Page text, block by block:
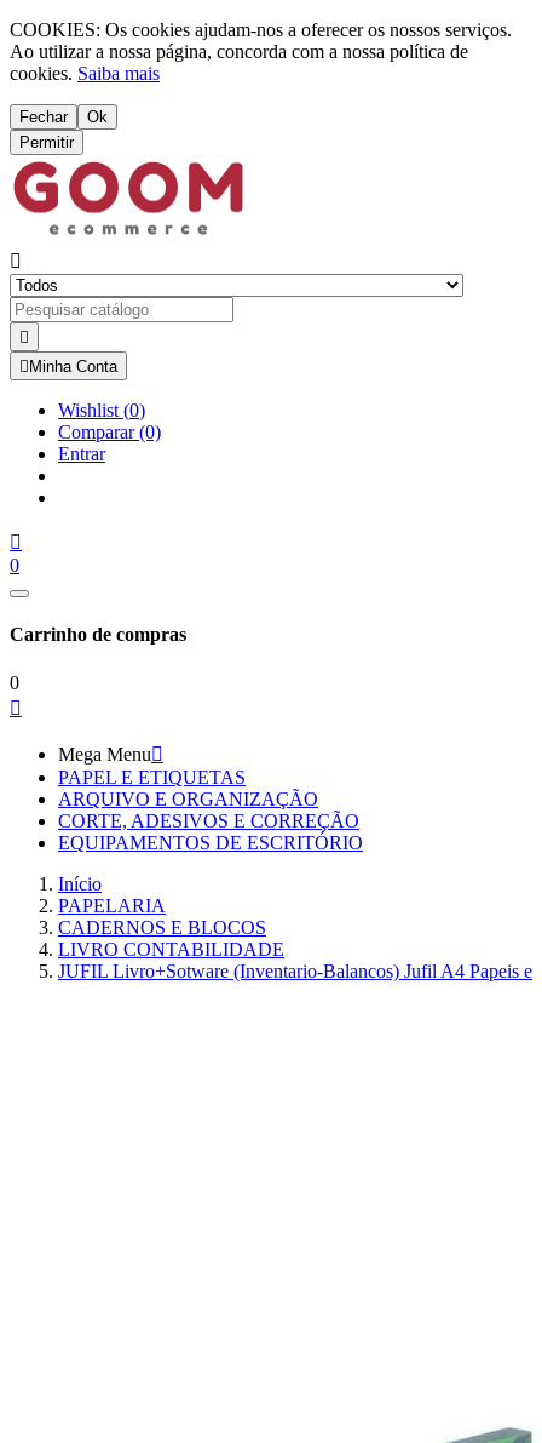
COOKIES: Os cookies ajudam-nos a oferecer os nossos serviços.
Ao utilizar a nossa página, concorda com a nossa política de
cookies. Saiba mais
Fechar
Ok
Permitir


 Minha Conta
Wishlist (0)
Comparar(0)
Entrar

0
Carrinho de compras
0

Mega Menu
PAPEL E ETIQUETAS
ARQUIVO E ORGANIZAÇÃO
CORTE, ADESIVOS E CORREÇÃO
EQUIPAMENTOS DE ESCRITÓRIO
Início
PAPELARIA
CADERNOS E BLOCOS
LIVRO CONTABILIDADE
JUFIL Livro+Sotware (Inventario-Balancos) Jufil A4 Papeis e